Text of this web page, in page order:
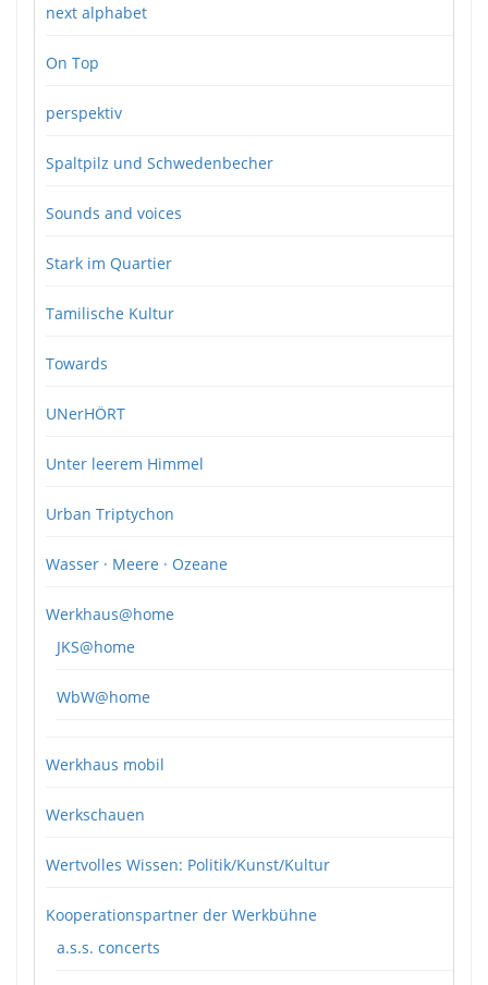
next alphabet
On Top
perspektiv
Spaltpilz und Schwedenbecher
Sounds and voices
Stark im Quartier
Tamilische Kultur
Towards
UNerHÖRT
Unter leerem Himmel
Urban Triptychon
Wasser · Meere · Ozeane
Werkhaus@home
JKS@home
WbW@home
Werkhaus mobil
Werkschauen
Wertvolles Wissen: Politik/Kunst/Kultur
Kooperationspartner der Werkbühne
a.s.s. concerts